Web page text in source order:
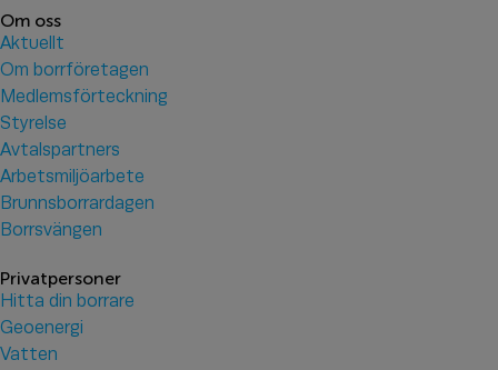
Om oss
Aktuellt
Om borrföretagen
Medlemsförteckning
Styrelse
Avtalspartners
Arbetsmiljöarbete
Brunnsborrardagen
Borrsvängen
Privatpersoner
Hitta din borrare
Geoenergi
Vatten